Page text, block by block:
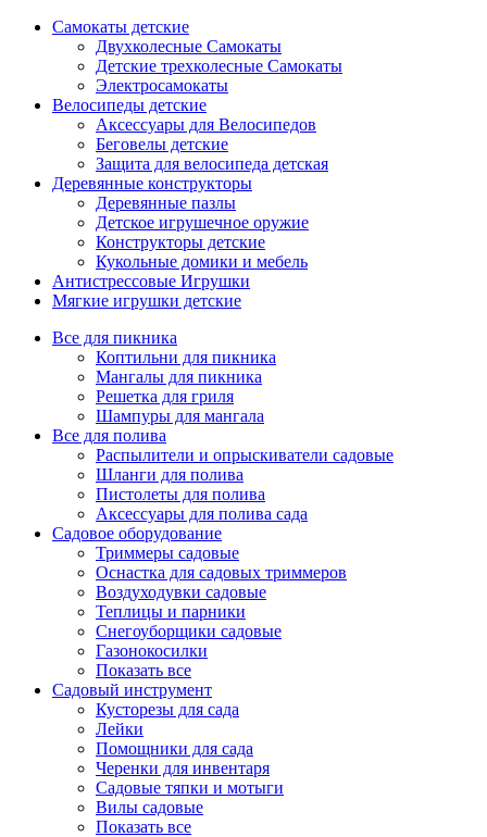
Самокаты детские
Двухколесные Cамокаты
Детские трехколесные Самокаты
Электросамокаты
Велосипеды детские
Аксессуары для Велосипедов
Беговелы детские
Защита для велосипеда детская
Деревянные конструкторы
Деревянные пазлы
Детское игрушечное оружие
Конструкторы детские
Кукольные домики и мебель
Антистрессовые Игрушки
Мягкие игрушки детские
Все для пикника
Коптильни для пикника
Мангалы для пикника
Решетка для гриля
Шампуры для мангала
Все для полива
Распылители и опрыскиватели садовые
Шланги для полива
Пистолеты для полива
Аксессуары для полива сада
Садовое оборудование
Триммеры садовые
Оснастка для садовых триммеров
Воздуходувки садовые
Теплицы и парники
Снегоуборщики садовые
Газонокосилки
Показать все
Садовый инструмент
Кусторезы для сада
Лейки
Помощники для сада
Черенки для инвентаря
Садовые тяпки и мотыги
Вилы садовые
Показать все